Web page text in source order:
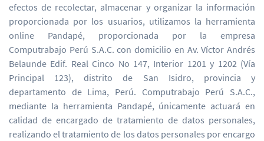
efectos de recolectar, almacenar y organizar la información
proporcionada por los usuarios, utilizamos la herramienta
online Pandapé, proporcionada por la empresa
Computrabajo Perú S.A.C. con domicilio en Av. Víctor Andrés
Belaunde Edif. Real Cinco No 147, Interior 1201 y 1202 (Vía
Principal 123), distrito de San Isidro, provincia y
departamento de Lima, Perú. Computrabajo Perú S.A.C.,
mediante la herramienta Pandapé, únicamente actuará en
calidad de encargado de tratamiento de datos personales,
realizando el tratamiento de los datos personales por encargo